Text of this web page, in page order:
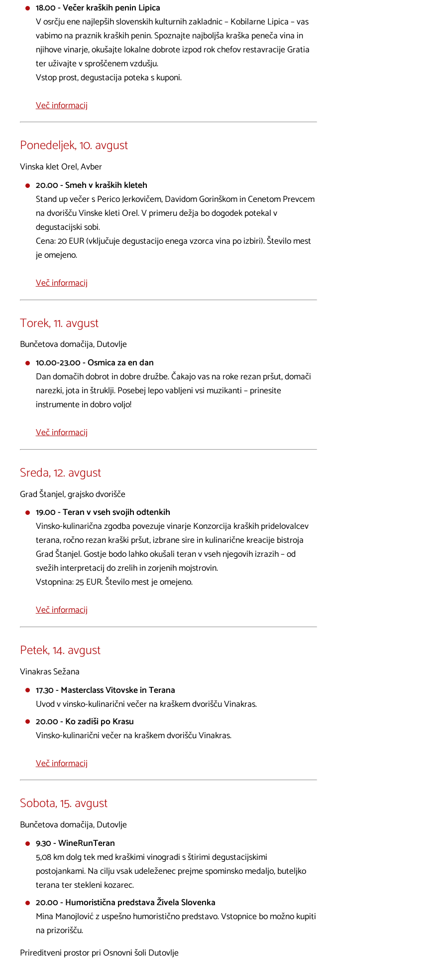
18.00 - Večer kraških penin Lipica
V osrčju ene najlepših slovenskih kulturnih zakladnic – Kobilarne Lipica – vas
vabimo na praznik kraških penin. Spoznajte najboljša kraška peneča vina in
njihove vinarje, okušajte lokalne dobrote izpod rok chefov restavracije Gratia
ter uživajte v sproščenem vzdušju.
Vstop prost, degustacija poteka s kuponi.
Več informacij
Ponedeljek, 10. avgust
Vinska klet Orel, Avber
20.00 - Smeh v kraških kleteh
Stand up večer s Perico Jerkovičem, Davidom Gorinškom in Cenetom Prevcem
na dvorišču Vinske kleti Orel. V primeru dežja bo dogodek potekal v
degustacijski sobi.
Cena: 20 EUR (vključuje degustacijo enega vzorca vina po izbiri). Število mest
je omejeno.
Več informacij
Torek, 11. avgust
Bunčetova domačija, Dutovlje
10.00-23.00 - Osmica za en dan
Dan domačih dobrot in dobre družbe. Čakajo vas na roke rezan pršut, domači
narezki, jota in štruklji. Posebej lepo vabljeni vsi muzikanti – prinesite
instrumente in dobro voljo!
Več informacij
Sreda, 12. avgust
Grad Štanjel, grajsko dvorišče
19.00 - Teran v vseh svojih odtenkih
Vinsko-kulinarična zgodba povezuje vinarje Konzorcija kraških pridelovalcev
terana, ročno rezan kraški pršut, izbrane sire in kulinarične kreacije bistroja
Grad Štanjel. Gostje bodo lahko okušali teran v vseh njegovih izrazih – od
svežih interpretacij do zrelih in zorjenih mojstrovin.
Vstopnina: 25 EUR. Število mest je omejeno.
Več informacij
Petek, 14. avgust
Vinakras Sežana
17.30 - Masterclass Vitovske in Terana
Uvod v vinsko-kulinarični večer na kraškem dvorišču Vinakras.
20.00 - Ko zadiši po Krasu
Vinsko-kulinarični večer na kraškem dvorišču Vinakras.
Več informacij
Sobota, 15. avgust
Bunčetova domačija, Dutovlje
9.30 - WineRunTeran
5,08 km dolg tek med kraškimi vinogradi s štirimi degustacijskimi
postojankami. Na cilju vsak udeleženec prejme spominsko medaljo, buteljko
terana ter stekleni kozarec.
20.00 - Humoristična predstava Živela Slovenka
Mina Manojlović z uspešno humoristično predstavo. Vstopnice bo možno kupiti
na prizorišču.
Prireditveni prostor pri Osnovni šoli Dutovlje